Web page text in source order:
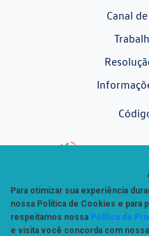
Canal
Para otimizar sua experiência
nossa Política de Cookies e para
respeitamos nossa Política de
e visita você concorda com